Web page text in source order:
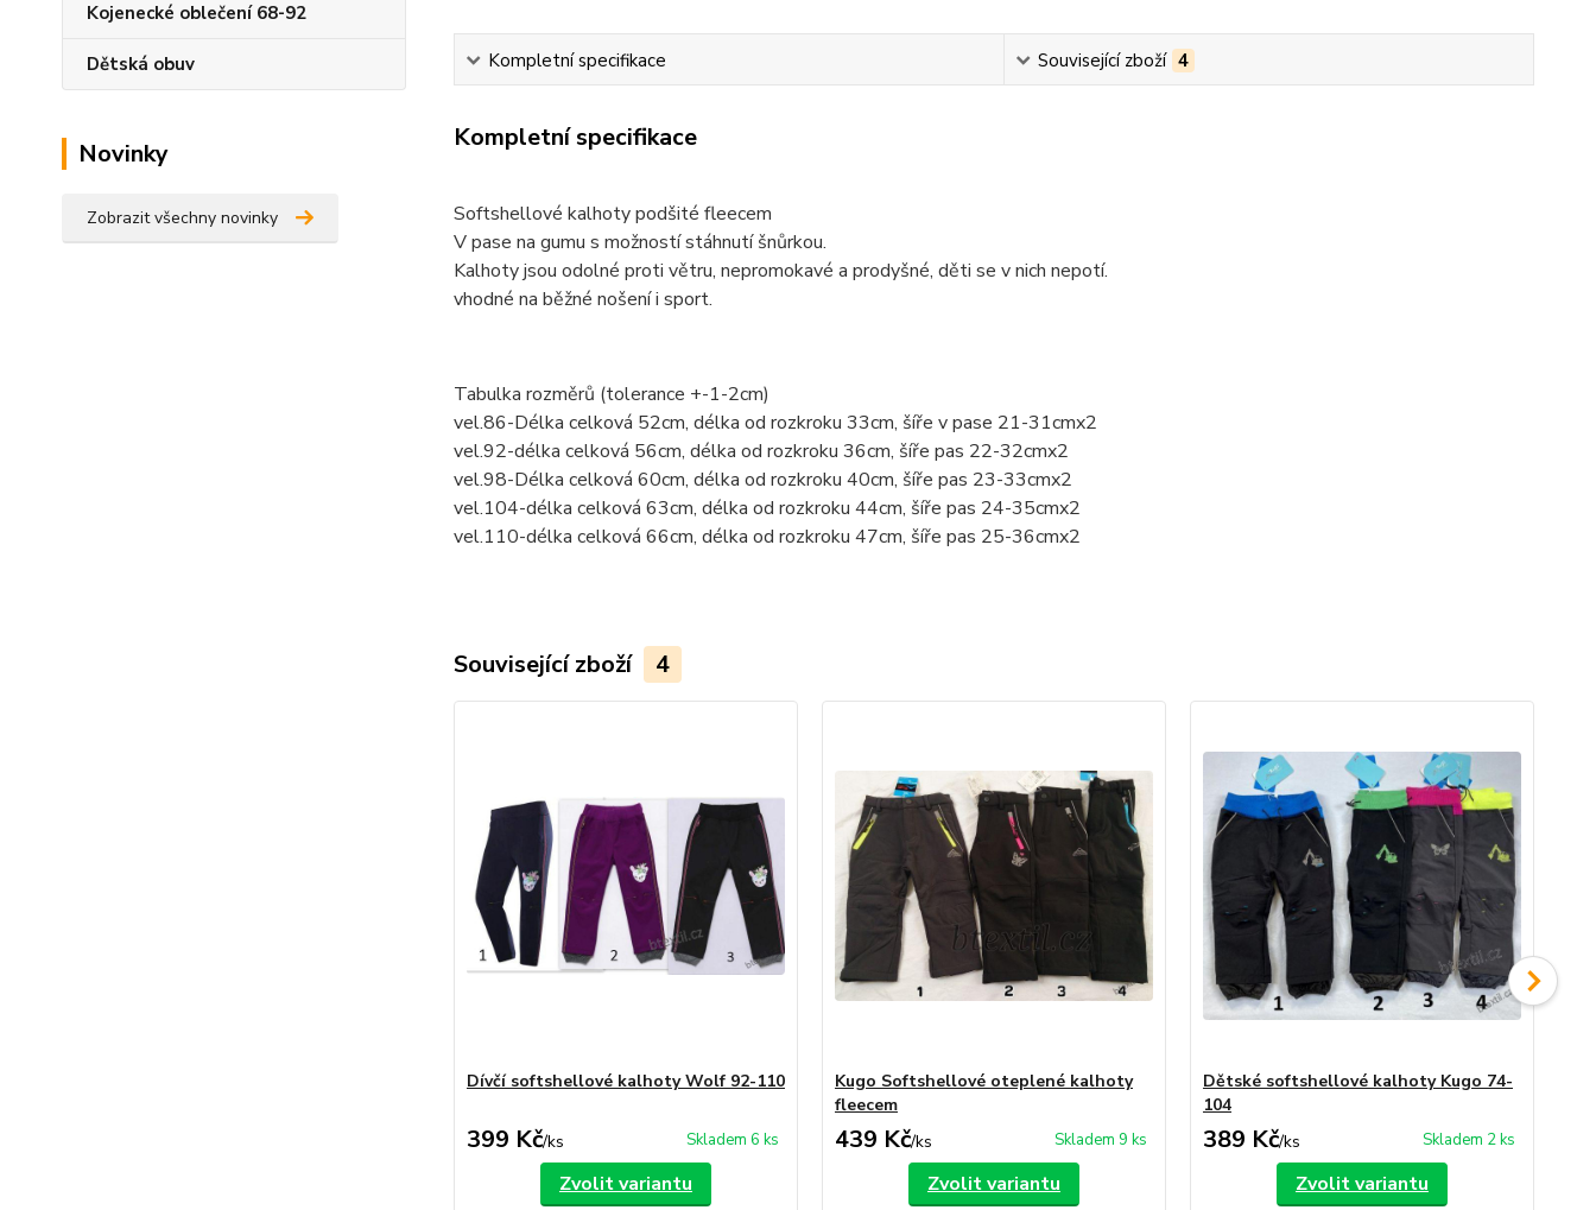
Kojenecké oblečení 68-92
Dětská obuv
Novinky
Zobrazit všechny novinky
Kompletní specifikace Související zboží 4
Kompletní specifikace
Softshellové kalhoty podšité fleecem
V pase na gumu s možností stáhnutí šnůrkou.
Kalhoty jsou odolné proti větru, nepromokavé a prodyšné, děti se v nich nepotí.
vhodné na běžné nošení i sport.
Tabulka rozměrů (tolerance +-1-2cm)
vel.86-Délka celková 52cm, délka od rozkroku 33cm, šíře v pase 21-31cmx2
vel.92-délka celková 56cm, délka od rozkroku 36cm, šíře pas 22-32cmx2
vel.98-Délka celková 60cm, délka od rozkroku 40cm, šíře pas 23-33cmx2
vel.104-délka celková 63cm, délka od rozkroku 44cm, šíře pas 24-35cmx2
vel.110-délka celková 66cm, délka od rozkroku 47cm, šíře pas 25-36cmx2
Související zboží 4
Dívčí softshellové kalhoty Wolf 92-110
399 Kč/ks Skladem 6 ks
Zvolit variantu
Kugo Softshellové oteplené kalhoty
fleecem
439 Kč/ks Skladem 9 ks
Zvolit variantu
Dětské softshellové kalhoty Kugo 74-
104
389 Kč/ks Skladem 2 ks
Zvolit variantu